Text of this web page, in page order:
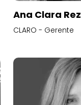
Ana Clara
CLARO - Gerente